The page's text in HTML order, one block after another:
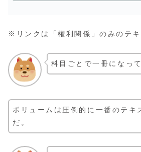
※リンクは「権利関係」のみのテキ
科目ごとで一冊になっ
ボリュームは圧倒的に一番のテキ
だ。